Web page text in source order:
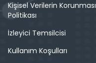
Kişisel Verilerin Korunması
Politikası
İzleyici Temsilcisi
Kullanım Koşulları